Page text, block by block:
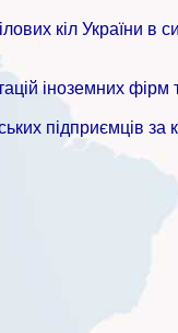
кіл України
іноземних фірм
підприємців за